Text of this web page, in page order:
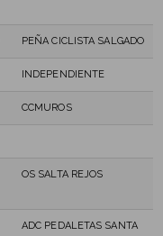
PEÑA CICLISTA SALGADO
INDEPENDIENTE
CCMUROS
OS SALTA REJOS
ADC PEDALETAS SANTA